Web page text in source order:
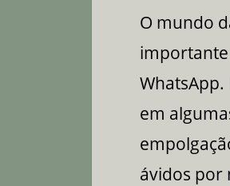
O mundo
em
ávidos por